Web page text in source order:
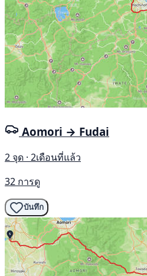
Aomori → Fudai
2 จุด · 2เดือนที่แล้ว
32 การดู
บันทึก